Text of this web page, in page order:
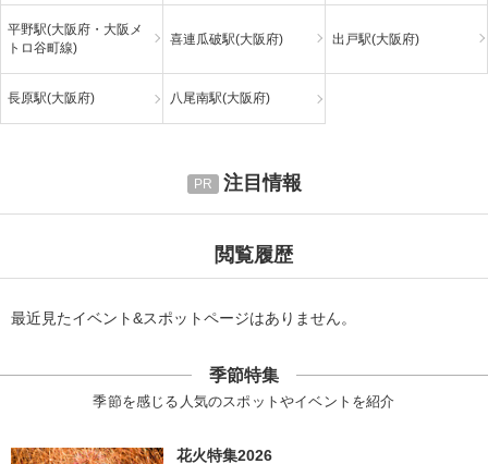
平野駅(大阪府・大阪メ
トロ谷町線)
喜連瓜破駅(大阪府) 出戸駅(大阪府)
長原駅(大阪府) 八尾南駅(大阪府)
注目情報
閲覧履歴
最近見たイベント&スポットページはありません。
季節特集
季節を感じる人気のスポットやイベントを紹介
花火特集2026